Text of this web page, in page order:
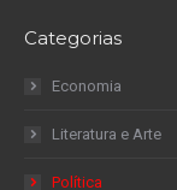
Categorias
Economia
Literatura e Arte
Política